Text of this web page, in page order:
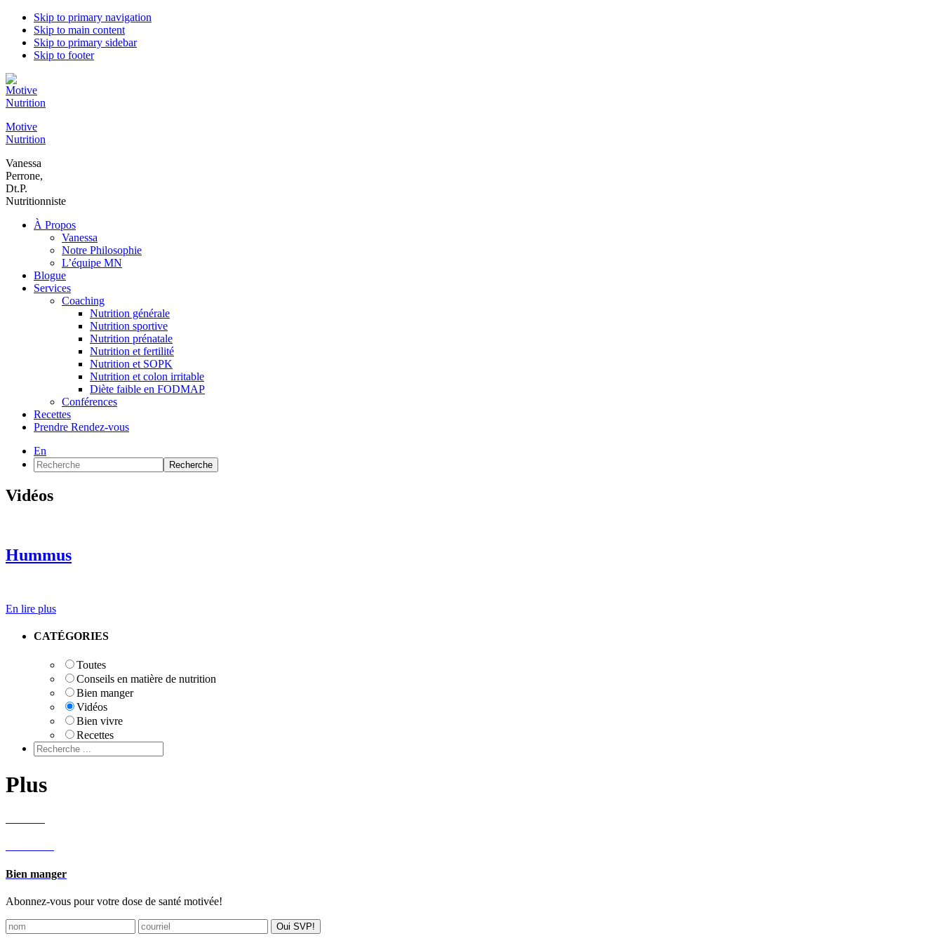
Skip to primary navigation
Skip to main content
Skip to primary sidebar
Skip to footer
Motive
Nutrition
Vanessa
Perrone,
Dt.P.
Nutritionniste
À Propos
Vanessa
Notre Philosophie
L’équipe MN
Blogue
Services
Coaching
Nutrition générale
Nutrition sportive
Nutrition prénatale
Nutrition et fertilité
Nutrition et SOPK
Nutrition et colon irritable
Diète faible en FODMAP
Conférences
Recettes
Prendre Rendez-vous
En
Recherche
Vidéos
Hummus
En lire plus
Primary
CATÉGORIES
Toutes
Conseils en matière de nutrition
Bien manger
Vidéos
Bien vivre
Recettes
Plus
Bien manger
Abonnez-vous pour votre dose de santé motivée!